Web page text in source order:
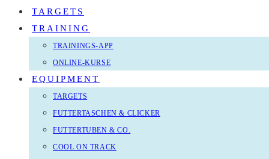
TARGETS
TRAINING
TRAININGS-APP
ONLINE-KURSE
EQUIPMENT
TARGETS
FUTTERTASCHEN & CLICKER
FUTTERTUBEN & CO.
COOL ON TRACK